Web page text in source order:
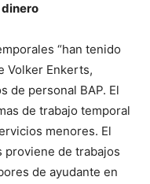
“han tenido
Volker Enkerts,
de personal BAP. El
de trabajo temporal
menores. El
proviene de trabajos
de ayudante en